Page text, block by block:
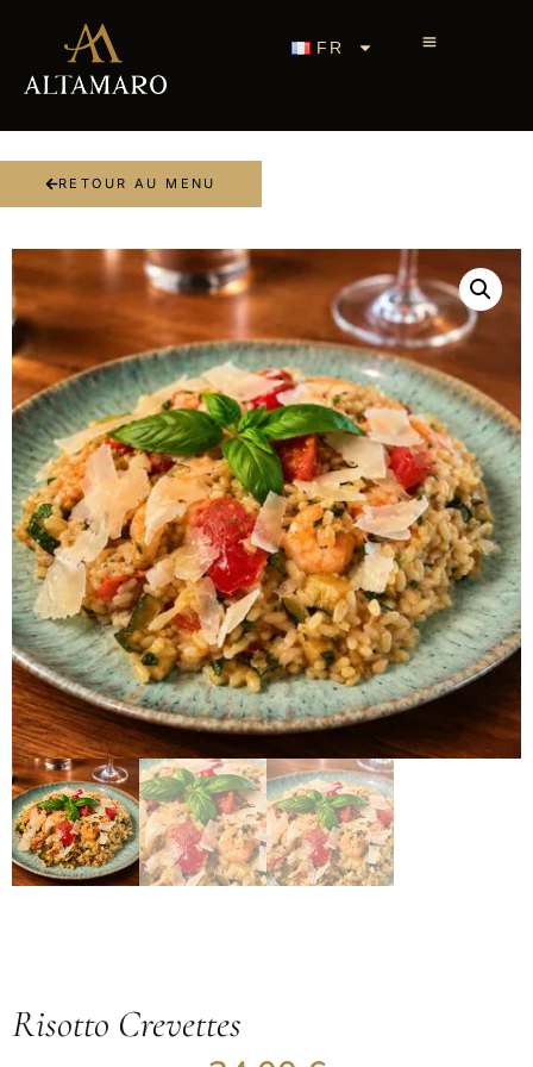
FR
RETOUR AU MENU
Risotto Crevettes